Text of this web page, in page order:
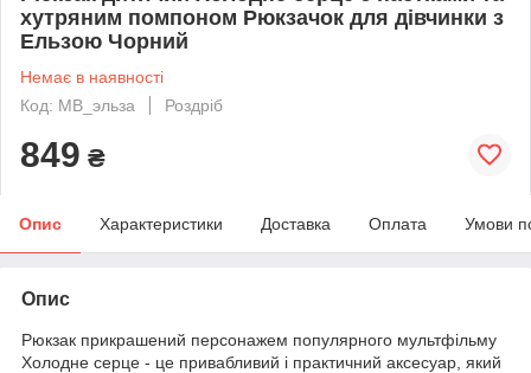
хутряним помпоном Рюкзачок для дівчинки з
Ельзою Чорний
Немає в наявності
Код: MB_эльза
Роздріб
849 ₴
Опис Характеристики Доставка Оплата Умови
Опис
Рюкзак прикрашений персонажем популярного мультфільму
Холодне серце - це привабливий і практичний аксесуар, який